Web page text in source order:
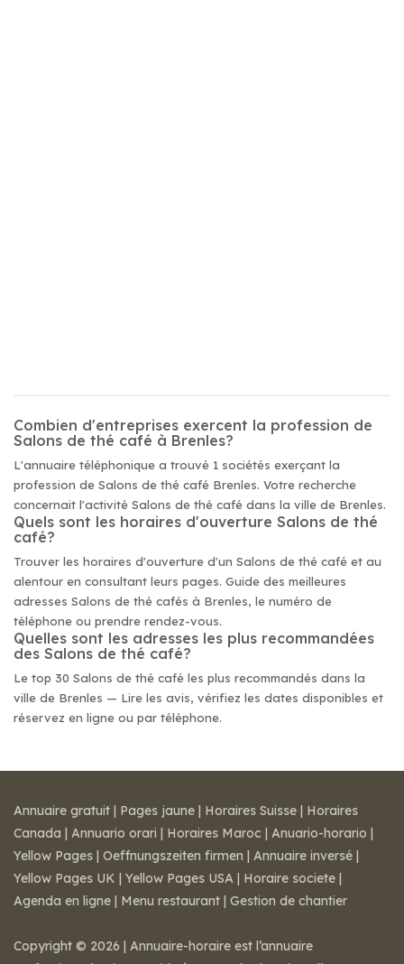
Combien d'entreprises exercent la profession de
Salons de thé café à Brenles?
L'annuaire téléphonique a trouvé 1 sociétés exerçant la
profession de Salons de thé café Brenles. Votre recherche
concernait l'activité Salons de thé café dans la ville de Brenles.
Quels sont les horaires d'ouverture Salons de thé
café?
Trouver les horaires d'ouverture d'un Salons de thé café et au
alentour en consultant leurs pages. Guide des meilleures
adresses Salons de thé cafés à Brenles, le numéro de
téléphone ou prendre rendez-vous.
Quelles sont les adresses les plus recommandées
des Salons de thé café?
Le top 30 Salons de thé café les plus recommandés dans la
ville de Brenles — Lire les avis, vérifiez les dates disponibles et
réservez en ligne ou par téléphone.
Annuaire gratuit | Pages jaune | Horaires Suisse | Horaires
Canada | Annuario orari | Horaires Maroc | Anuario-horario |
Yellow Pages | Oeffnungszeiten firmen | Annuaire inversé |
Yellow Pages UK | Yellow Pages USA | Horaire societe |
Agenda en ligne | Menu restaurant | Gestion de chantier
Copyright © 2026 | Annuaire-horaire est l’annuaire